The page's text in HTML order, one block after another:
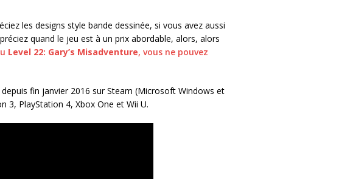
les designs style bande dessinée, si vous avez aussi
quand le jeu est à un prix abordable, alors, alors
Level 22: Gary’s Misadventure, vous ne pouvez
fin janvier 2016 sur Steam (Microsoft Windows et
3, PlayStation 4, Xbox One et Wii U.